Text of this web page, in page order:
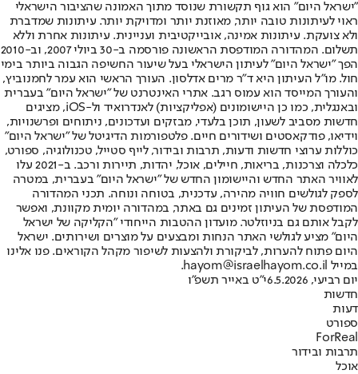
"ישראל היום" הוא גוף תקשורת שנוסד מתוך האמונה שהציבור הישראלי
ראוי לעיתונות טובה יותר, מאוזנת יותר ומדויקת יותר. עיתונות שמדברת
ולא צועקת. עיתונות אמינה, אובייקטיבית ועניינית. עיתונות אחרת וללא
תשלום. המהדורה המודפסת הראשונה פורסמה ב-30 ביולי 2007, וב-2010
הפך "ישראל היום" לעיתון הישראלי בעל שיעור החשיפה הגבוה ביותר בימי
חול. מו"ל העיתון היא ד"ר מרים אדלסון. העורך הראשי הוא עמר לחמנוביץ,
והעורך המייסד הוא עמוס רגב. אתרי האינטרנט של "ישראל היום" בעברית
ובאנגלית, כמו כן היישומונים (אפליקציות) לאנדרואיד ול-iOS, מציגים
חדשות מסביב לשעון, תוכן בלעדי, מבזקים ועדכונים, ניתוחים ופרשנויות,
וידיאו, פודקאסטים ושידורים חיים. פלטפורמות הדיגיטל של "ישראל היום"
כוללות ערוצי חדשות ודעות, תרבות ובידור, לייף סטייל, טכנולוגיה, ספורט,
כלכלה וצרכנות, בריאות, חיילים, אוכל, יהדות, תיירות ורכב. ב-2021 עלו
לאוויר האתר החדש והיישומון החדש של "ישראל היום" בעברית, במטרה
לספק לגולשים חוויה מהירה, עדכנית, בטוחה ונוחה. תכני המהדורה
המודפסת של העיתון זמינים גם באתר, במהדורה יומית מקוונת, ואפשר
לקבל אותם גם בניוזלטר. מועדון ההטבות הייחודי "הקליקה של ישראל
היום" מציע לגולשי האתר הנחות ומבצעים על מוצרים ושירותים. ישראל
היום פתוח להערות, לביקורת ולהצעות לשיפור מקהל הקוראים. פנו אלינו
במייל hayom@israelhayom.co.il.
יום רביעי, 6.5.2026
י"ט באייר תשפ"ו
חדשות
דעות
ספורט
ForReal
תרבות ובידור
אוכל